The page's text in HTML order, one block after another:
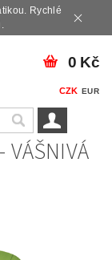
Rychlé
CZK EUR
0 Kč
VÁŠNIVÁ